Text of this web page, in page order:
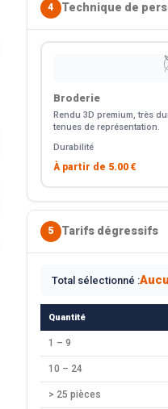
4 Technique de
Broderie
Rendu 3D premium, très
tenues de représentation.
Durabilité
À partir de 5.00 €
5 Tarifs dégressifs
Total sélectionné :
Quantité
1 – 9
10 – 24
> 25 pièces